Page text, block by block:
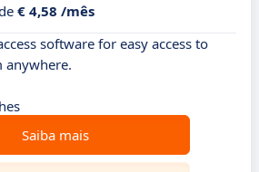
€ 4,58 /mês
software for easy access to
Saiba mais